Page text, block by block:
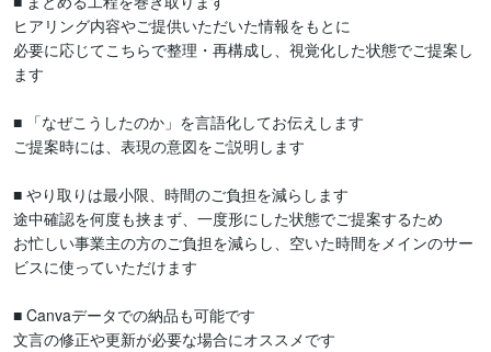
ヒアリング内容やご提供いただいた情報をもとに
必要に応じてこちらで整理・再構成し、視覚化した状態でご提案し
ます
■ 「なぜこうしたのか」を言語化してお伝えします
ご提案時には、表現の意図をご説明します
■ やり取りは最小限、時間のご負担を減らします
途中確認を何度も挟まず、一度形にした状態でご提案するため
お忙しい事業主の方のご負担を減らし、空いた時間をメインのサー
ビスに使っていただけます
■ Canvaデータでの納品も可能です
文言の修正や更新が必要な場合にオススメです